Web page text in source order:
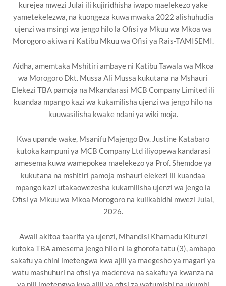
kurejea mwezi Julai ili kujiridhisha iwapo maelekezo yake
yametekelezwa, na kuongeza kuwa mwaka 2022 alishuhudia
ujenzi wa msingi wa jengo hilo la Ofisi ya Mkuu wa Mkoa wa
Morogoro akiwa ni Katibu Mkuu wa Ofisi ya Rais-TAMISEMI.
Aidha, amemtaka Mshitiri ambaye ni Katibu Tawala wa Mkoa
wa Morogoro Dkt. Mussa Ali Mussa kukutana na Mshauri
Elekezi TBA pamoja na Mkandarasi MCB Company Limited ili
kuandaa mpango kazi wa kukamilisha ujenzi wa jengo hilo na
kuuwasilisha kwake ndani ya wiki moja.
Kwa upande wake, Msanifu Majengo Bw. Justine Katabaro
kutoka kampuni ya MCB Company Ltd iliyopewa kandarasi
amesema kuwa wamepokea maelekezo ya Prof. Shemdoe ya
kukutana na mshitiri pamoja mshauri elekezi ili kuandaa
mpango kazi utakaowezesha kukamilisha ujenzi wa jengo la
Ofisi ya Mkuu wa Mkoa Morogoro na kulikabidhi mwezi Julai,
2026.
Awali akitoa taarifa ya ujenzi, Mhandisi Khamadu Kitunzi
kutoka TBA amesema jengo hilo ni la ghorofa tatu (3), ambapo
sakafu ya chini imetengwa kwa ajili ya maegesho ya magari ya
watu mashuhuri na ofisi ya madereva na sakafu ya kwanza na